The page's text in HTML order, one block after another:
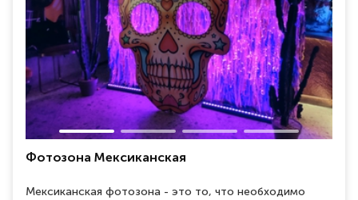
Фотозона Мексиканская
Мексиканская фотозона - это то, что необходимо